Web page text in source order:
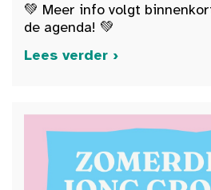
💚 Meer info volgt
de agenda! 💚
Lees verder ›